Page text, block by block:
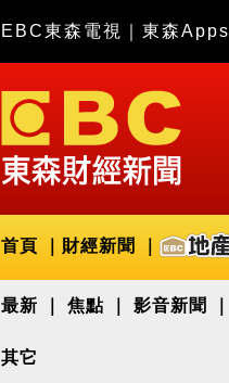
EBC東森電視 東森Apps
首頁 財經新聞
最新 焦點 影音新聞
其它